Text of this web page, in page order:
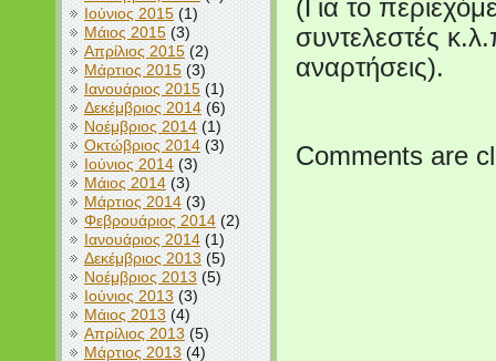
Ιούνιος 2015(1)
Μάιος 2015(3)
Απρίλιος 2015(2)
Μάρτιος 2015(3)
Ιανουάριος 2015(1)
Δεκέμβριος 2014(6)
Νοέμβριος 2014(1)
Οκτώβριος 2014(3)
Ιούνιος 2014(3)
Μάιος 2014(3)
Μάρτιος 2014(3)
Φεβρουάριος 2014(2)
Ιανουάριος 2014(1)
Δεκέμβριος 2013 (5)
Νοέμβριος 2013(5)
Ιούνιος 2013(3)
Μάιος 2013(4)
Απρίλιος 2013 (5)
Μάρτιος 2013 (4)
(Για το
συντελεστές
αναρτήσεις).
Comments are